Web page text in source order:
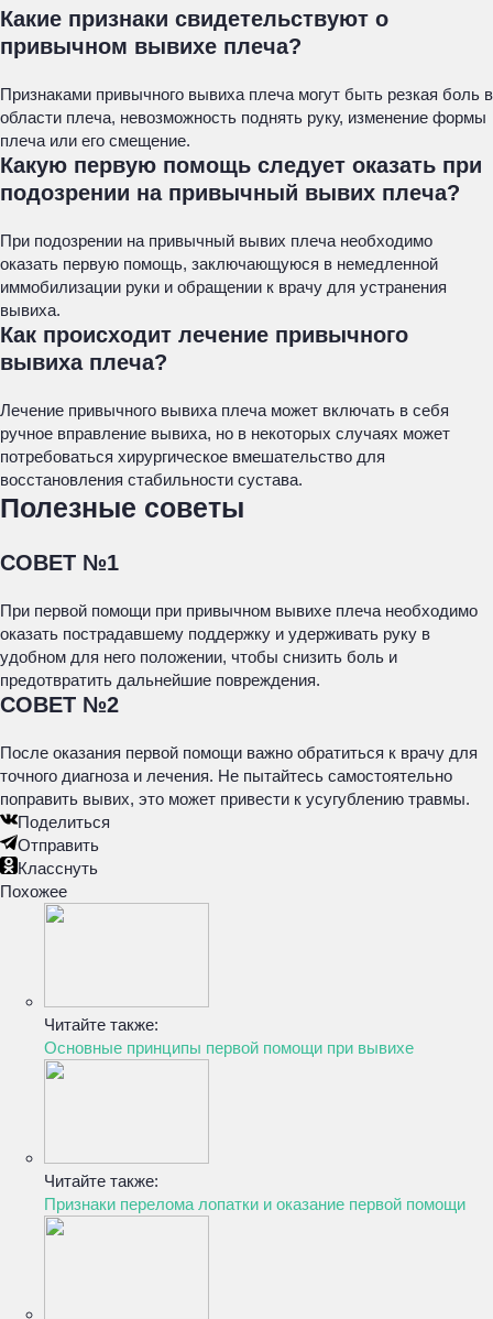
Какие признаки свидетельствуют о
привычном вывихе плеча?
Признаками привычного вывиха плеча могут быть резкая боль в
области плеча, невозможность поднять руку, изменение формы
плеча или его смещение.
Какую первую помощь следует оказать при
подозрении на привычный вывих плеча?
При подозрении на привычный вывих плеча необходимо
оказать первую помощь, заключающуюся в немедленной
иммобилизации руки и обращении к врачу для устранения
вывиха.
Как происходит лечение привычного
вывиха плеча?
Лечение привычного вывиха плеча может включать в себя
ручное вправление вывиха, но в некоторых случаях может
потребоваться хирургическое вмешательство для
восстановления стабильности сустава.
Полезные советы
СОВЕТ №1
При первой помощи при привычном вывихе плеча необходимо
оказать пострадавшему поддержку и удерживать руку в
удобном для него положении, чтобы снизить боль и
предотвратить дальнейшие повреждения.
СОВЕТ №2
После оказания первой помощи важно обратиться к врачу для
точного диагноза и лечения. Не пытайтесь самостоятельно
поправить вывих, это может привести к усугублению травмы.
Поделиться
Отправить
Класснуть
Похожее
Читайте также:
Основные принципы первой помощи при вывихе
Читайте также:
Признаки перелома лопатки и оказание первой помощи